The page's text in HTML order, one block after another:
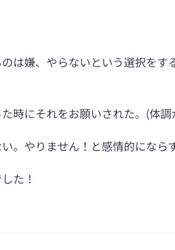
は嫌、やらないという選択を
時にそれをお願いされた。(体
。やりません！と感情的になら
た！